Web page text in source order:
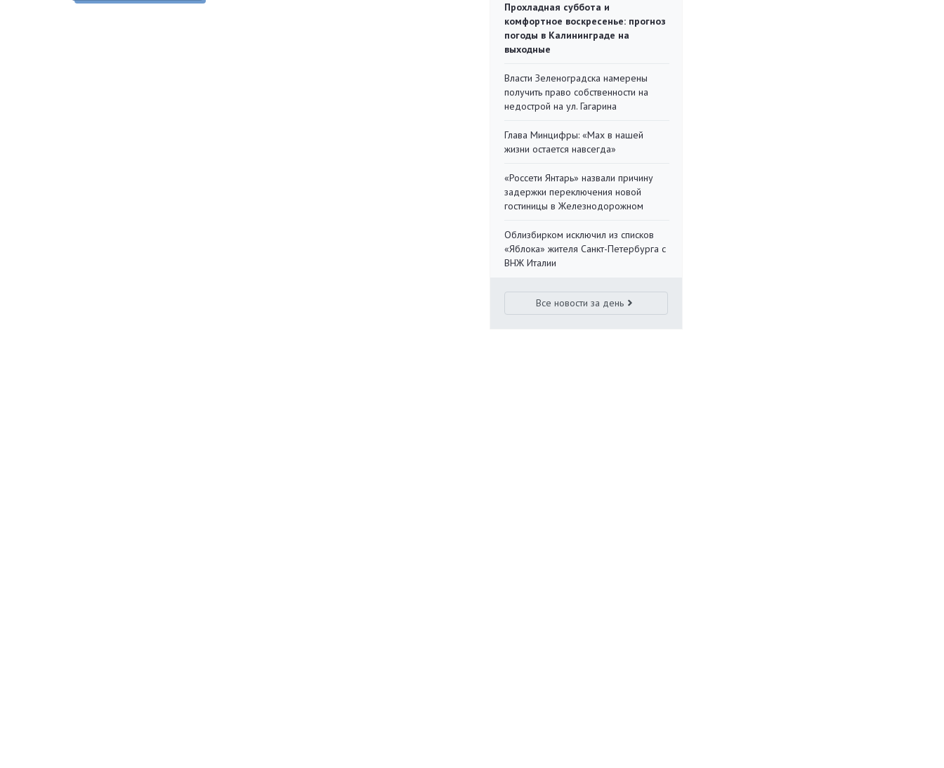
Прохладная суббота и
комфортное воскресенье: прогноз
погоды в Калининграде на
выходные
Власти Зеленоградска намерены
получить право собственности на
недострой на ул. Гагарина
Глава Минцифры: «Мах в нашей
жизни остается навсегда»
«Россети Янтарь» назвали причину
задержки переключения новой
гостиницы в Железнодорожном
Облизбирком исключил из списков
«Яблока» жителя Санкт-Петербурга с
ВНЖ Италии
Все новости за день